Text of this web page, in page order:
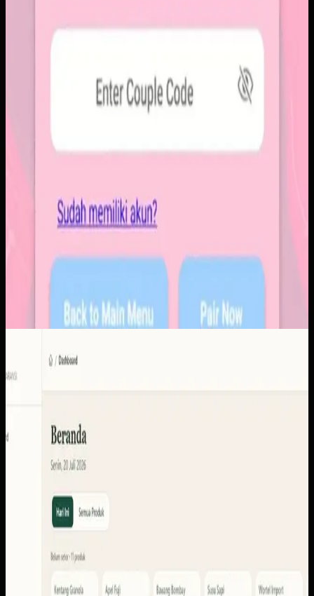
KUD Transparansi
Sebelumnya
Sistem ini perlu menyatukan konteks setoran, produk,
anggota, stok, laporan, pencairan, dan portal pengguna
dibutuhkan.
Yang kami bangun
mencakup dasbor operasional, setoran dan settlements,
portal pengguna.